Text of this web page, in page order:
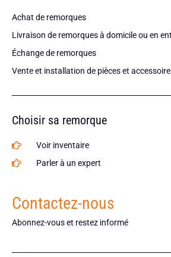
Achat de remorques
Livraison de remorques à domicile ou en
Échange de remorques
Vente et installation de pièces et
Choisir sa remorque
Voir inventaire
Parler à un expert
Contactez-nous
Abonnez-vous et restez informé